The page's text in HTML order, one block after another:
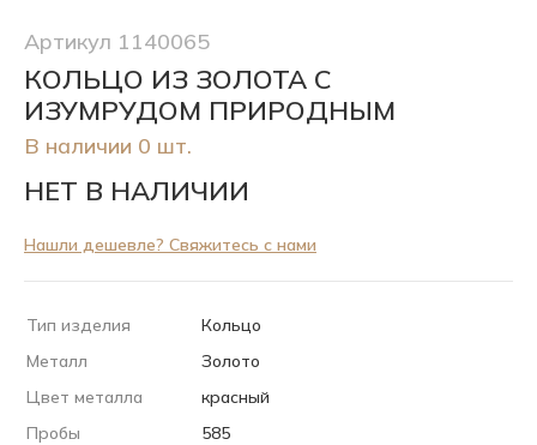
Артикул 1140065
КОЛЬЦО ИЗ ЗОЛОТА С
ИЗУМРУДОМ ПРИРОДНЫМ
В наличии 0 шт.
НЕТ В НАЛИЧИИ
Нашли дешевле? Свяжитесь с нами
Тип изделия
Кольцо
Металл
Золото
Цвет металла
красный
Пробы
585